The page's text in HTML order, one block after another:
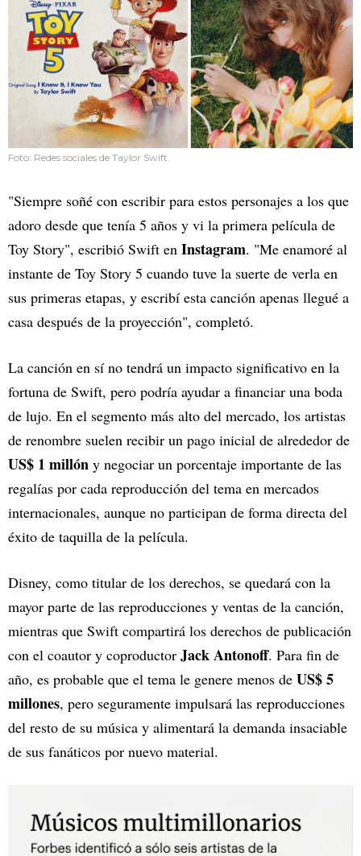
Foto: Redes sociales de Taylor Swift.
"Siempre soñé con escribir para estos personajes a los que
adoro desde que tenía 5 años y vi la primera película de
Toy Story", escribió Swift en Instagram. "Me enamoré al
instante de Toy Story 5 cuando tuve la suerte de verla en
sus primeras etapas, y escribí esta canción apenas llegué a
casa después de la proyección", completó.
La canción en sí no tendrá un impacto significativo en la
fortuna de Swift, pero podría ayudar a financiar una boda
de lujo. En el segmento más alto del mercado, los artistas
de renombre suelen recibir un pago inicial de alrededor de
US$ 1 millón y negociar un porcentaje importante de las
regalías por cada reproducción del tema en mercados
internacionales, aunque no participan de forma directa del
éxito de taquilla de la película.
Disney, como titular de los derechos, se quedará con la
mayor parte de las reproducciones y ventas de la canción,
mientras que Swift compartirá los derechos de publicación
con el coautor y coproductor Jack Antonoff. Para fin de
año, es probable que el tema le genere menos de US$ 5
millones, pero seguramente impulsará las reproducciones
del resto de su música y alimentará la demanda insaciable
de sus fanáticos por nuevo material.